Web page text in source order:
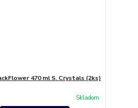
470 ml S. Crystals (2ks)
Skladom